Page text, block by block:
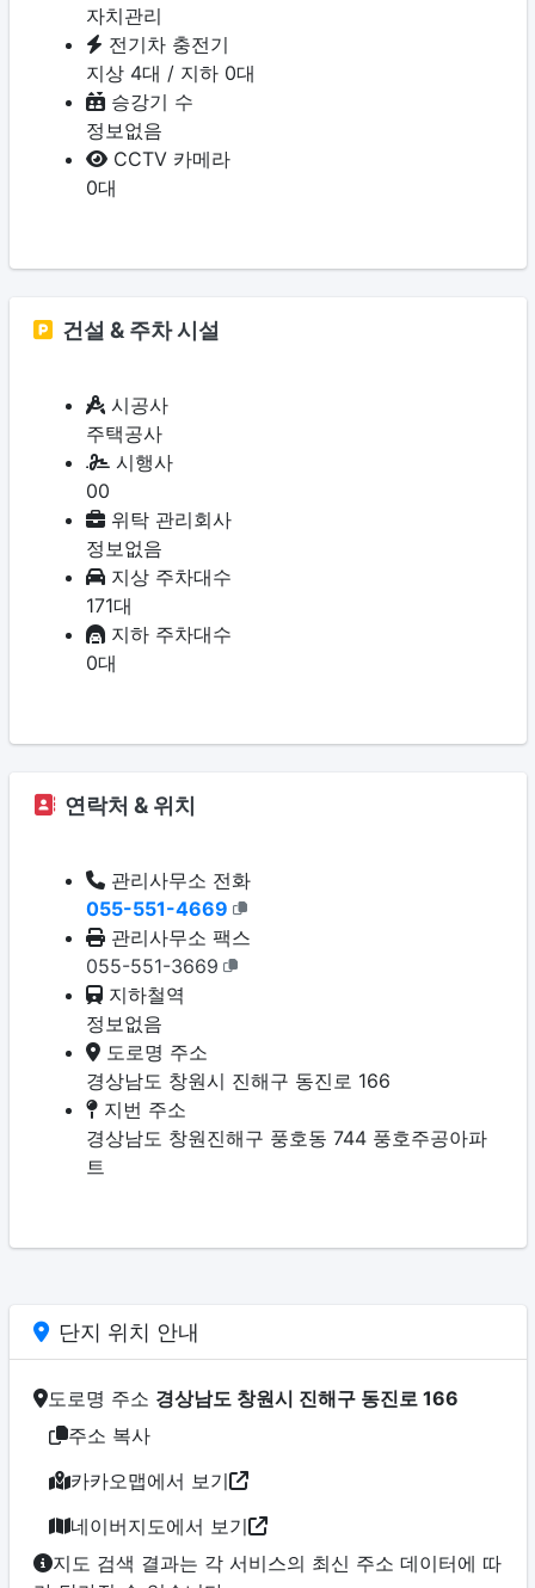
자치관리
전기차 충전기
지상 4대 / 지하 0대
승강기 수
정보없음
CCTV 카메라
0대
건설 & 주차 시설
시공사
주택공사
시행사
00
위탁 관리회사
정보없음
지상 주차대수
171대
지하 주차대수
0대
연락처 & 위치
관리사무소 전화
055-551-4669
관리사무소 팩스
055-551-3669
지하철역
정보없음
도로명 주소
경상남도 창원시 진해구 동진로 166
지번 주소
경상남도 창원진해구 풍호동 744 풍호주공아파
트
단지 위치 안내
도로명 주소 경상남도 창원시 진해구 동진로 166
주소 복사
카카오맵에서 보기
네이버지도에서 보기
지도 검색 결과는 각 서비스의 최신 주소 데이터에 따